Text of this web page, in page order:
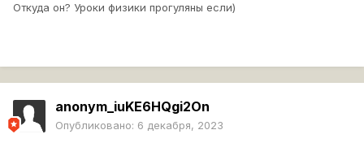
Откуда он? Уроки физики прогуляны если)
anonym_iuKE6HQgi2On
Опубликовано: 6 декабря, 2023